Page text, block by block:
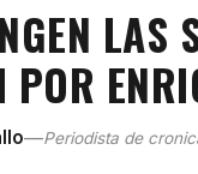
LAS
POR
—Periodista de